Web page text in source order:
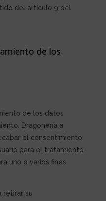
del artículo 9 del
de los
de los datos
Dragonería a
el consentimiento
para el tratamiento
uno o varios fines
retirar su